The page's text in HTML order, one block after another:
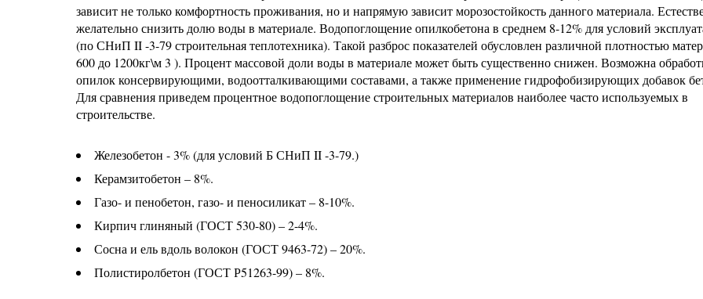
зависит не только комфортность проживания, но и напрямую зависит морозостойкость данного материала.
желательно снизить долю воды в материале. Водопоглощение опилкобетона в среднем 8-12% для условий
(по СНиП II -3-79 строительная теплотехника). Такой разброс показателей обусловлен различной плотностью
600 до 1200кг\м 3 ). Процент массовой доли воды в материале может быть существенно снижен. Возможна
опилок консервирующими, водоотталкивающими составами, а также применение гидрофобизирующих добавок
Для сравнения приведем процентное водопоглощение строительных материалов наиболее часто используемых в
строительстве.
Железобетон - 3% (для условий Б СНиП II -3-79.)
Керамзитобетон – 8%.
Газо- и пенобетон, газо- и пеносиликат – 8-10%.
Кирпич глиняный (ГОСТ 530-80) – 2-4%.
Сосна и ель вдоль волокон (ГОСТ 9463-72) – 20%.
Полистиролбетон (ГОСТ Р51263-99) – 8%.